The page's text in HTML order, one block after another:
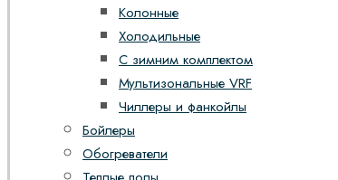
Колонные
Холодильные
С зимним комплектом
Мультизональные VRF
Чиллеры и фанкойлы
Бойлеры
Обогреватели